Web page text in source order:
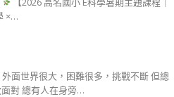
×…
面世界很大，困難很多，挑戰不斷 但總
對 總有人在身旁…